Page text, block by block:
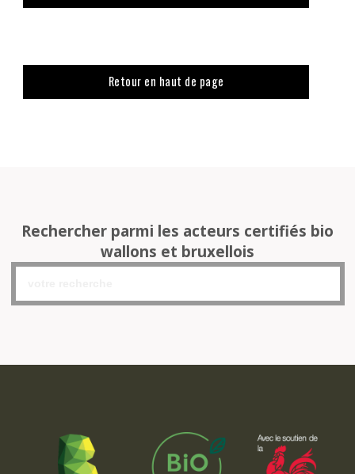
Retour en haut de page
Rechercher parmi les acteurs certifiés bio
wallons et bruxellois